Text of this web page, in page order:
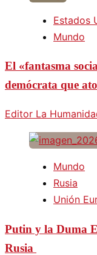
Estados
Mundo
El «fantasma
demócrata que
Editor La
Mundo
Rusia
Unión
Putin y la Duma
Rusia